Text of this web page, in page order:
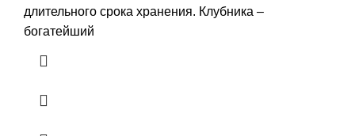
длительного срока хранения. Клубника –
богатейший